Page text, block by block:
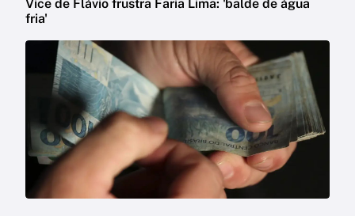
Vice de Flávio frustra Faria Lima: 'balde de água
fria'